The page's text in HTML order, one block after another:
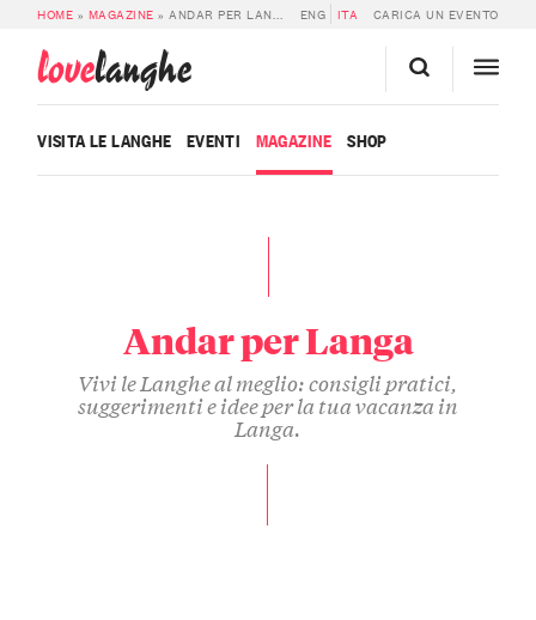
HOME » MAGAZINE »ANDAR PER LANGA ENG ITA CARICA UN EVENTO
lovelanghe
VISITA LE LANGHE EVENTI MAGAZINE SHOP
Andar per Langa
Vivi le Langhe al meglio: consigli pratici,
suggerimenti e idee per la tua vacanza in
Langa.